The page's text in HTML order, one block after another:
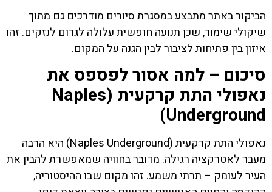
הביקור באתר מתבצע במסגרת סיורים מודרכים גם מתוך
שיקולי שימור, שכן תנועה חופשית עלולה לגרום לנזקים. זהו
איזון בין פתיחות לציבור לבין הגנה על המקום.
סיכום – למה אסור לפספס את
נאפולי התת קרקעית (Naples
Underground)
נאפולי התת קרקעית (Naples Underground) היא הרבה
מעבר לאטרקציה רגילה. מדובר בחוויה שמאפשרת להבין את
העיר לעומק – תרתי משמע. זהו מקום שבו ההיסטוריה,